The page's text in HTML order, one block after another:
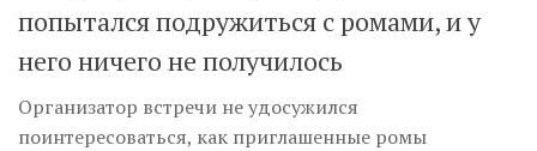
попытался подружиться с ромами, и у
него ничего не получилось
Организатор встречи не удосужился
поинтересоваться, как приглашенные ромы